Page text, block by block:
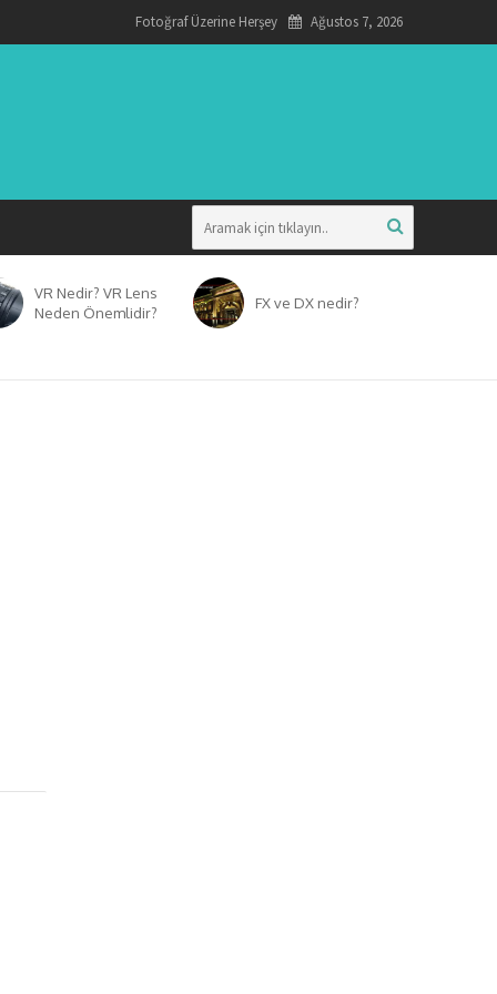
Fotoğraf Üzerine Herşey Ağustos 7, 2026
VR Nedir? VR Lens
Neden Önemlidir?
FX ve DX nedir?